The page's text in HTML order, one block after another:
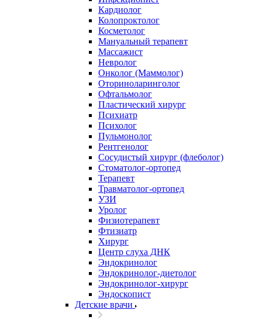
Кардиолог
Колопроктолог
Косметолог
Мануальный терапевт
Массажист
Невролог
Онколог (Маммолог)
Оториноларинголог
Офтальмолог
Пластический хирург
Психиатр
Психолог
Пульмонолог
Рентгенолог
Сосудистый хирург (флеболог)
Стоматолог-ортопед
Терапевт
Травматолог-ортопед
УЗИ
Уролог
Физиотерапевт
Фтизиатр
Хирург
Центр слуха ДНК
Эндокринолог
Эндокринолог-диетолог
Эндокринолог-хирург
Эндоскопист
Детские врачи